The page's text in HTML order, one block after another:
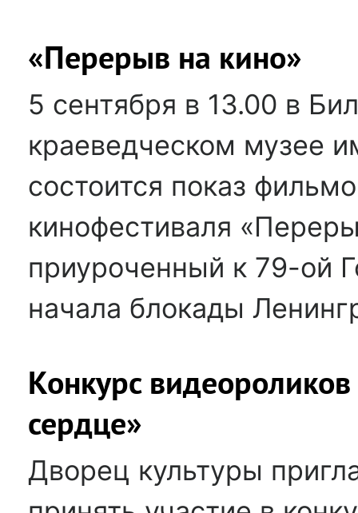
«Перерыв на кино»
5 сентября в 13.00 в
краеведческом музее
состоится показ
кинофестиваля
приуроченный к 79-ой
начала блокады
Конкурс
сердце»
Дворец культуры